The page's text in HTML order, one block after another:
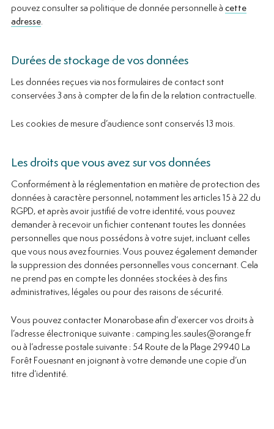
pouvez consulter sa politique de donnée personnelle à cette
adresse
Durées de stockage de vos données
Les données reçues via nos formulaires de contact sont
conservées 3 ans à compter de la fin de la relation contractuelle.
Les cookies de mesure d’audience sont conservés 13 mois.
Les droits que vous avez sur vos données
Conformément à la réglementation en matière de protection des
données à caractère personnel, notamment les articles 15 à 22 du
RGPD, et après avoir justifié de votre identité, vous pouvez
demander à recevoir un fichier contenant toutes les données
personnelles que nous possédons à votre sujet, incluant celles
que vous nous avez fournies. Vous pouvez également demander
la suppression des données personnelles vous concernant. Cela
ne prend pas en compte les données stockées à des fins
administratives, légales ou pour des raisons de sécurité.
Vous pouvez contacter Monarobase afin d’exercer vos droits à
l’adresse électronique suivante : camping.les.saules@orange.fr
ou à l’adresse postale suivante : 54 Route de la Plage 29940 La
Forêt Fouesnant en joignant à votre demande une copie d’un
titre d’identité.